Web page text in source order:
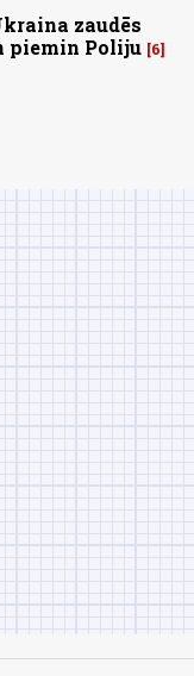
zaudēs
piemin Poliju 6